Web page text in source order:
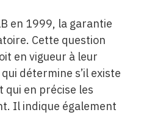
en 1999, la garantie
Cette question
en vigueur à leur
détermine s’il existe
qui en précise les
Il indique également